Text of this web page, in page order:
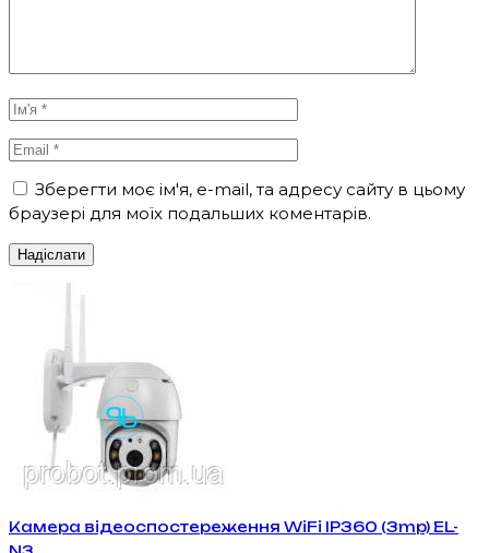
Зберегти моє ім'я, e-mail, та адресу сайту в цьому
браузері для моїх подальших коментарів.
Камера відеоспостереження WiFi IP360 (3mp) EL-